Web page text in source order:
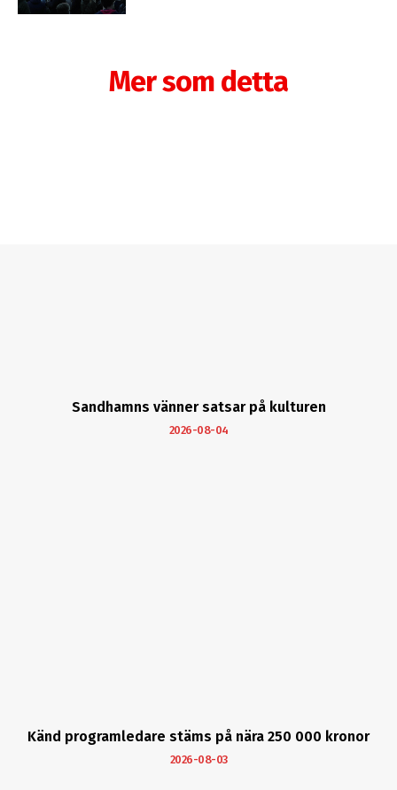
Mer som detta
Sandhamns vänner satsar på kulturen
2026-08-04
Känd programledare stäms på nära 250 000 kronor
2026-08-03